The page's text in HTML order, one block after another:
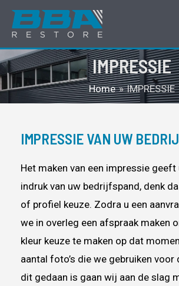
naar
de
inhoud
IMPRESSIE
Home IMPRESSIE
IMPRESSIE VAN UW
Het maken van een impressie geeft
indruk van uw bedrijfspand, denk
of profiel keuze. Zodra u een
we in overleg een afspraak maken
kleur keuze te maken op dat
aantal foto’s die we gebruiken voor
dit gedaan is gaan wij aan de slag